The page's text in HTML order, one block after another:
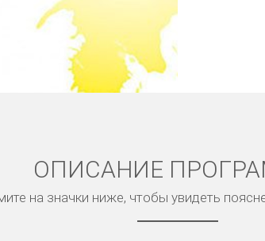
ОПИСАНИЕ
на значки ниже, чтобы увидеть